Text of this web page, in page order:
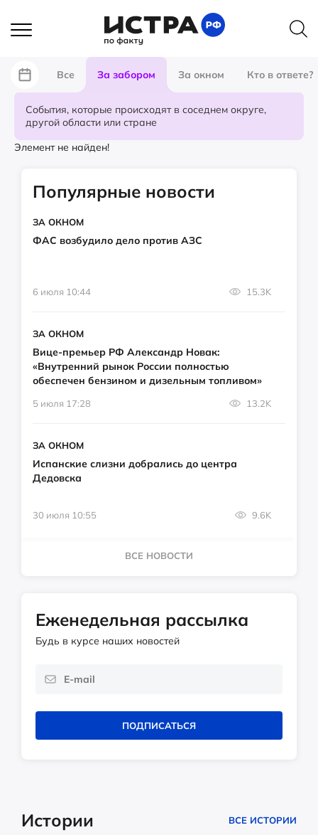
Все За забором За окном Кто в ответе?
События, которые происходят в соседнем округе,
другой области или стране
Элемент не найден!
Популярные новости
ЗА ОКНОМ
ФАС возбудило дело против АЗС
6 июля 10:44 15.3K
ЗА ОКНОМ
Вице-премьер РФ Александр Новак:
«Внутренний рынок России полностью
обеспечен бензином и дизельным топливом»
5 июля 17:28 13.2K
ЗА ОКНОМ
Испанские слизни добрались до центра
Дедовска
30 июля 10:55 9.6K
ВСЕ НОВОСТИ
Еженедельная рассылка
Будь в курсе наших новостей
ПОДПИСАТЬСЯ
Истории ВСЕ ИСТОРИИ